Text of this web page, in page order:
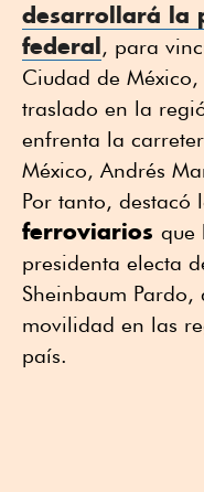
desarrollará la
federal, para
Ciudad de
traslado en la
enfrenta la
México, Andrés
Por tanto, destacó
ferroviarios que
presidenta electa
Sheinbaum
movilidad en las
país.